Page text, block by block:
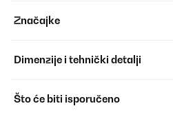
Značajke
Dimenzije i tehnički detalji
Što će biti isporučeno